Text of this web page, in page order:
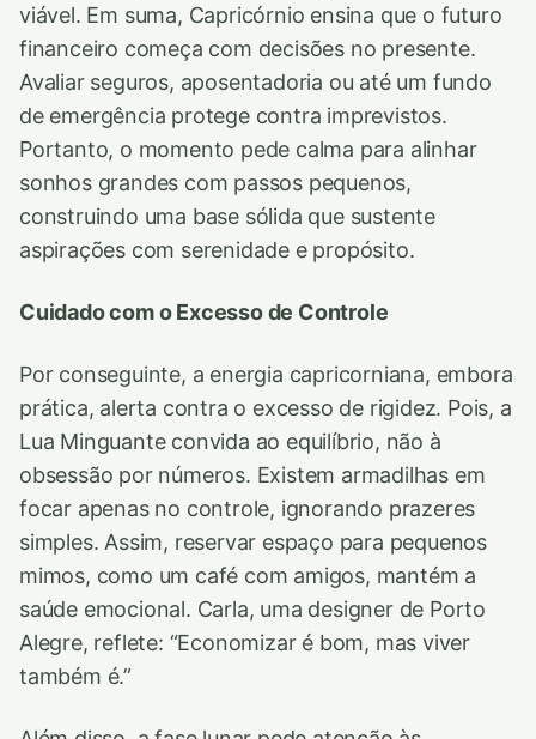
viável. Em suma, Capricórnio ensina que o futuro
financeiro começa com decisões no presente.
Avaliar seguros, aposentadoria ou até um fundo
de emergência protege contra imprevistos.
Portanto, o momento pede calma para alinhar
sonhos grandes com passos pequenos,
construindo uma base sólida que sustente
aspirações com serenidade e propósito.
Cuidado com o Excesso de Controle
Por conseguinte, a energia capricorniana, embora
prática, alerta contra o excesso de rigidez. Pois, a
Lua Minguante convida ao equilíbrio, não à
obsessão por números. Existem armadilhas em
focar apenas no controle, ignorando prazeres
simples. Assim, reservar espaço para pequenos
mimos, como um café com amigos, mantém a
saúde emocional. Carla, uma designer de Porto
Alegre, reflete: “Economizar é bom, mas viver
também é.”